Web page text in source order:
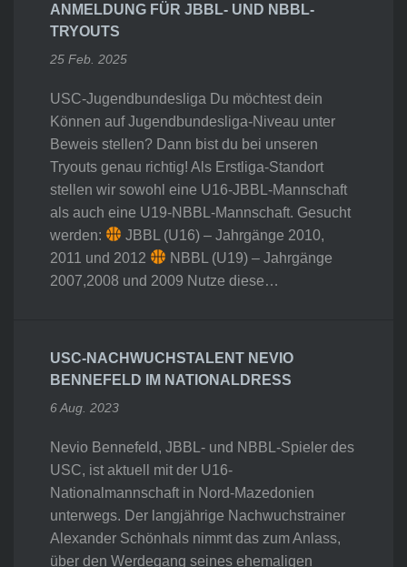
ANMELDUNG FÜR JBBL- UND NBBL-
TRYOUTS
25 Feb. 2025
USC-Jugendbundesliga Du möchtest dein
Können auf Jugendbundesliga-Niveau unter
Beweis stellen? Dann bist du bei unseren
Tryouts genau richtig! Als Erstliga-Standort
stellen wir sowohl eine U16-JBBL-Mannschaft
als auch eine U19-NBBL-Mannschaft. Gesucht
werden:
JBBL (U16) – Jahrgänge 2010,
2011 und 2012
NBBL (U19) – Jahrgänge
2007,2008 und 2009 Nutze diese…
USC-NACHWUCHSTALENT NEVIO
BENNEFELD IM NATIONALDRESS
6 Aug. 2023
Nevio Bennefeld, JBBL- und NBBL-Spieler des
USC, ist aktuell mit der U16-
Nationalmannschaft in Nord-Mazedonien
unterwegs. Der langjährige Nachwuchstrainer
Alexander Schönhals nimmt das zum Anlass,
über den Werdegang seines ehemaligen